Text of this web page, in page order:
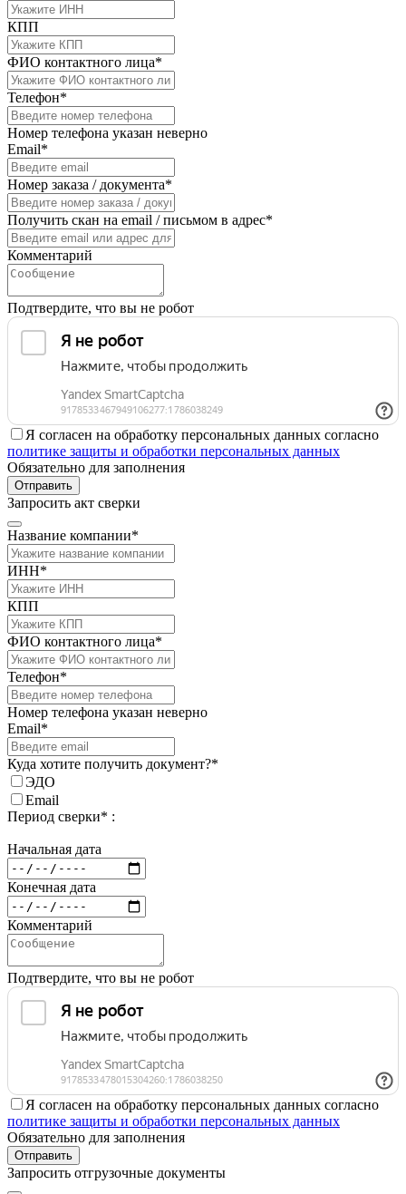
КПП
ФИО контактного лица*
Телефон*
Номер телефона указан неверно
Email*
Номер заказа / документа*
Получить скан на email / письмом в адрес*
Комментарий
Подтвердите, что вы не робот
Я согласен на обработку персональных данных согласно
политике защиты и обработки персональных данных
Обязательно для заполнения
Отправить
Запросить акт сверки
Название компании*
ИНН*
КПП
ФИО контактного лица*
Телефон*
Номер телефона указан неверно
Email*
Куда хотите получить документ?*
ЭДО
Email
Период сверки* :
Начальная дата
Конечная дата
Комментарий
Подтвердите, что вы не робот
Я согласен на обработку персональных данных согласно
политике защиты и обработки персональных данных
Обязательно для заполнения
Отправить
Запросить отгрузочные документы